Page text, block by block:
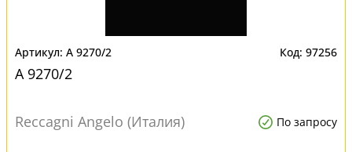
A 9270/2 97256
A 9270/2
Reccagni Angelo (Италия) По запросу